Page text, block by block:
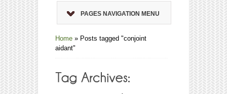
PAGES NAVIGATION MENU
Home » Posts tagged "conjoint
aidant"